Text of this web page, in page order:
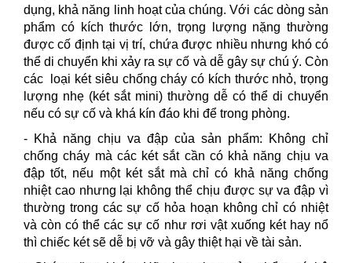
dụng, khả năng linh hoạt của chúng. Với các dòng sản
phẩm có kích thước lớn, trọng lượng nặng thường
được cố định tại vị trí, chứa được nhiều nhưng khó có
thể di chuyển khi xảy ra sự cố và dễ gây sự chú ý. Còn
các loại két siêu chống cháy có kích thước nhỏ, trọng
lượng nhẹ (két sắt mini) thường dễ có thể di chuyển
nếu có sự cố và khá kín đáo khi để trong phòng.
- Khả năng chịu va đập của sản phẩm: Không chỉ
chống cháy mà các két sắt cần có khả năng chịu va
đập tốt, nếu một két sắt mà chỉ có khả năng chống
nhiệt cao nhưng lại không thể chịu được sự va đập vì
thường trong các sự cố hỏa hoạn không chỉ có nhiệt
và còn có thể các sự cố như rơi vật xuống két hay nổ
thì chiếc két sẽ dễ bị vỡ và gây thiệt hại về tài sản.